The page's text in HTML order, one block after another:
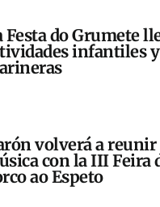
Festa do Grumete
infantiles
volverá a
con la III Feira
ao Espeto